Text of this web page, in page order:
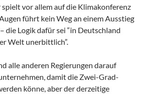
vor allem auf die Klimakonferenz
führt kein Weg an einem Ausstieg
die Logik dafür sei “in Deutschland
Welt unerbittlich”.
alle anderen Regierungen darauf
damit die Zwei-Grad-
könne, aber der derzeitige